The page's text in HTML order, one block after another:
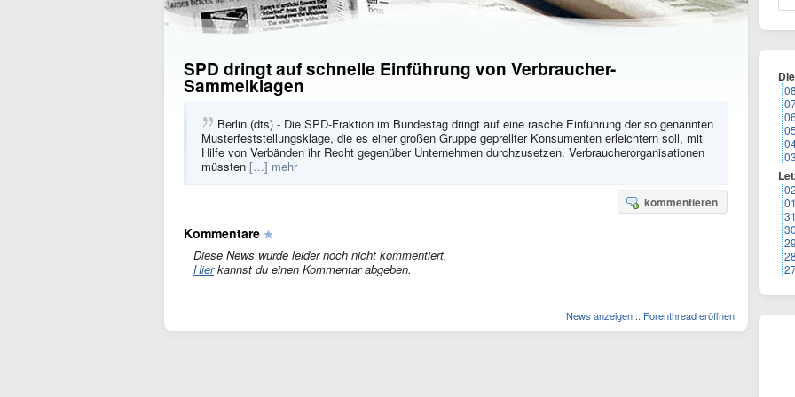
SPD dringt auf schnelle Einführung von Verbraucher-
Sammelklagen
Berlin (dts) - Die SPD-Fraktion im Bundestag dringt auf eine rasche Einführung der so genannten
Musterfeststellungsklage, die es einer großen Gruppe geprellter Konsumenten erleichtern soll, mit
Hilfe von Verbänden ihr Recht gegenüber Unternehmen durchzusetzen. Verbraucherorganisationen
müssten […] mehr
kommentieren
Kommentare
Diese News wurde leider noch nicht kommentiert.
Hierkannst du einen Kommentar abgeben.
News anzeigen :: Forenthread eröffnen